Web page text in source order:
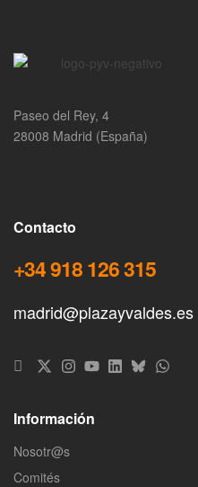
Paseo del Rey, 4
28008 Madrid (España)
Contacto
+34 918 126 315
madrid@plazayvaldes.es
Información
Nosotr@s
Comités